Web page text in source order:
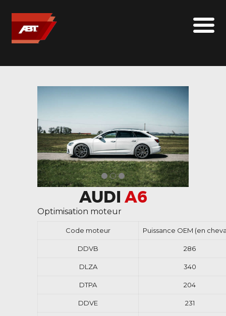
ABT SPORTSLINE FRANCE
MARQUES
LE SUR-MESURE
AUDI A6
Optimisation moteur
Code moteur Puissance OEM (en
DDVB 286
DLZA 340
DTPA 204
DDVE 231